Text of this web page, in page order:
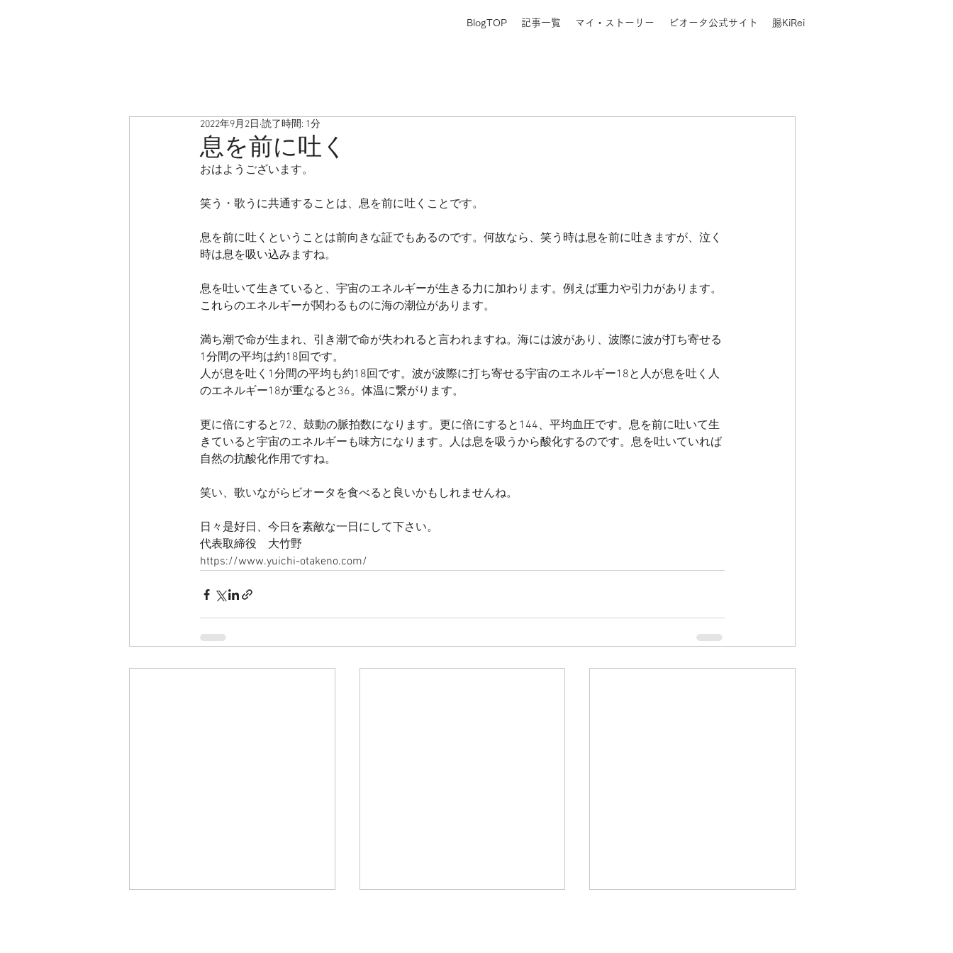
BlogTOP 記事一覧 マイ・ストーリー ビオータ公式サイト 腸KiRei
息を前に吐く
2022年9月2日 読了時間: 1分
おはようございます。
笑う・歌うに共通することは、息を前に吐くことです。
息を前に吐くということは前向きな証でもあるのです。何故なら、笑う時は息を前に吐きますが、泣く
時は息を吸い込みますね。
息を吐いて生きていると、宇宙のエネルギーが生きる力に加わります。例えば重力や引力があります。
これらのエネルギーが関わるものに海の潮位があります。
満ち潮で命が生まれ、引き潮で命が失われると言われますね。海には波があり、波際に波が打ち寄せる
1分間の平均は約18回です。
人が息を吐く1分間の平均も約18回です。波が波際に打ち寄せる宇宙のエネルギー18と人が息を吐く人
のエネルギー18が重なると36。体温に繋がります。
更に倍にすると72、鼓動の脈拍数になります。更に倍にすると144、平均血圧です。息を前に吐いて生
きていると宇宙のエネルギーも味方になります。人は息を吸うから酸化するのです。息を吐いていれば
自然の抗酸化作用ですね。
笑い、歌いながらビオータを食べると良いかもしれませんね。
日々是好日、今日を素敵な一日にして下さい。
代表取締役　大竹野
https://www.yuichi-otakeno.com/